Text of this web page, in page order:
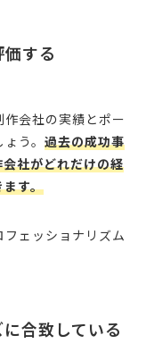
する
会社の実績とポー
う。 過去の成功事
社がどれだけの経
ます。
ェッショナリズム
合致している